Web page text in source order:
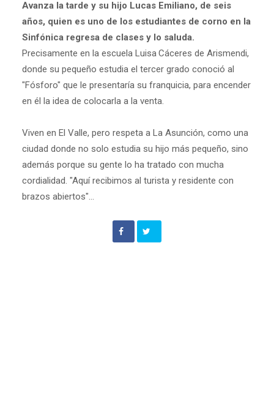
Avanza la tarde y su hijo Lucas Emiliano, de seis
años, quien es uno de los estudiantes de corno en la
Sinfónica regresa de clases y lo saluda.
Precisamente en la escuela Luisa Cáceres de Arismendi,
donde su pequeño estudia el tercer grado conoció al
"Fósforo" que le presentaría su franquicia, para encender
en él la idea de colocarla a la venta.
Viven en El Valle, pero respeta a La Asunción, como una
ciudad donde no solo estudia su hijo más pequeño, sino
además porque su gente lo ha tratado con mucha
cordialidad. "Aquí recibimos al turista y residente con
brazos abiertos"...